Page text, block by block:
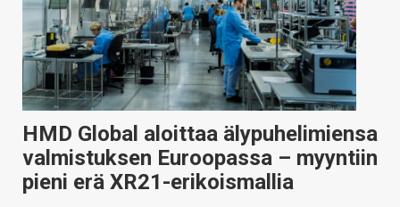
HMD Global aloittaa älypuhelimiensa
valmistuksen Euroopassa – myyntiin
pieni erä XR21-erikoismallia